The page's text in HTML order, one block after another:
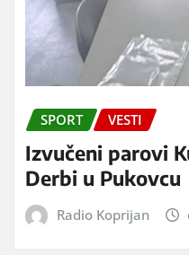
SPORT VESTI
Izvučeni parovi
Derbi u Pukovcu
Radio Koprijan